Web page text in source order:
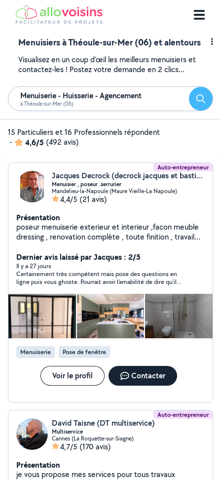
Menuisiers à Théoule-sur-Mer (06) et alentours
Visualisez en un coup d'œil les meilleurs menuisiers et
contactez-les ! Postez votre demande en 2 clics...
Menuiserie - Huisserie - Agencement
à Théoule-sur-Mer (06)
15 Particuliers et 16 Professionnels répondent
-
4,6/5 (492 avis)
Auto-entrepreneur
Jacques Decrock (decrock jacques et bastien)
Menuisier , poseur .serrurier
Mandelieu-la-Napoule (Maure Vieille-La Napoule)
4,4/5 (21 avis)
Présentation
poseur menuiserie exterieur et interieur ,facon meuble
dressing , renovation complète , toute finition , travail
responcable service apres vente menuiseries , PVC ,
ALU , BOIS 15 ans , pergola , pose de stores toiles ,
portails , portes automatiques .
Dernier avis laissé par Jacques : 2/5
Il y a 27 jours
Certainement très compétent mais pose des questions en
ligne puis vous ghoste. Pourrait avoir l'amabilité de dire qu'il
Menuiserie Pose de fenêtre
Voir le profil Contacter
Auto-entrepreneur
David Taisne (DT multiservice)
Multiservice
Cannes (La Roquette-sur-Siagne)
4,7/5 (170 avis)
Présentation
je vous propose mes services pour tous travaux